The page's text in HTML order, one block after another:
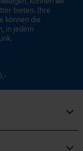
bieten. Ihre
können die
in jedem